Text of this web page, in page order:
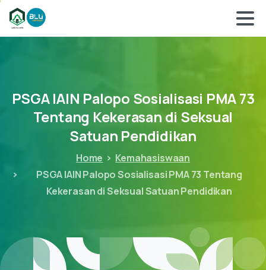
PSGA IAIN Palopo Sosialisasi PMA73
Tentang Kekerasan di Seksual
Satuan Pendidikan
Home
Kemahasiswaan
PSGA IAIN Palopo Sosialisasi PMA 73 Tentang
Kekerasan di Seksual Satuan Pendidikan